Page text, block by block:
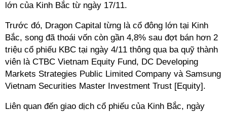
lớn của Kinh Bắc từ ngày 17/11.
Trước đó, Dragon Capital từng là cổ đông lớn tại Kinh
Bắc, song đã thoái vốn còn gần 4,8% sau đợt bán hơn 2
triệu cổ phiếu KBC tại ngày 4/11 thông qua ba quỹ thành
viên là CTBC Vietnam Equity Fund, DC Developing
Markets Strategies Public Limited Company và Samsung
Vietnam Securities Master Investment Trust [Equity].
Liên quan đến giao dịch cổ phiếu của Kinh Bắc, ngày